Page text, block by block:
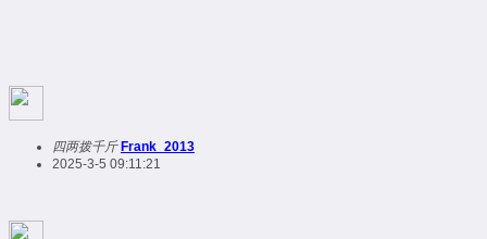
四两拨千斤 Frank_2013
2025-3-5 09:11:21